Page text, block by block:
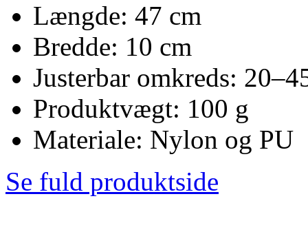
Længde: 47 cm
Bredde: 10 cm
Justerbar omkreds:
Produktvægt: 100 g
Materiale: Nylon og PU
Se fuld produktside